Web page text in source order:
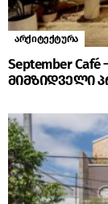
არქიტექტურა
September Café
მიმზიდველი